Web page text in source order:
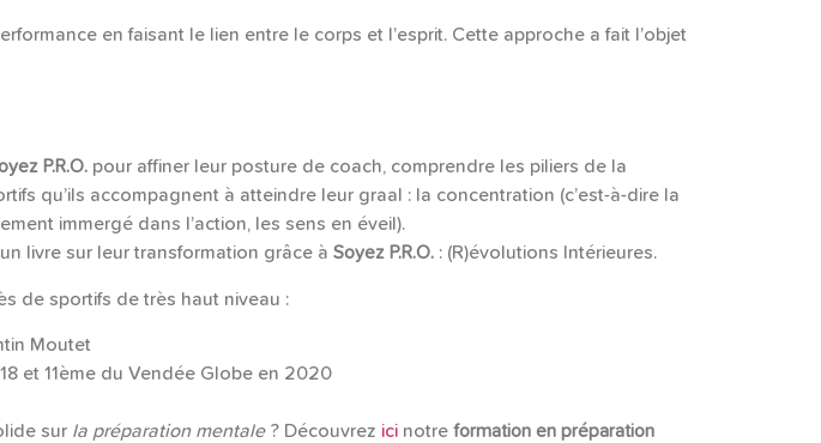
en faisant le lien entre le corps et l’esprit. Cette approche a fait l’objet
P.R.O. pour affiner leur posture de coach, comprendre les piliers de la
qu’ils accompagnent à atteindre leur graal : la concentration (c’est-à-dire la
immergé dans l’action, les sens en éveil).
livre sur leur transformation grâce à Soyez P.R.O. : (R)évolutions Intérieures.
de sportifs de très haut niveau :
Moutet
et 11ème du Vendée Globe en 2020
sur la préparation mentale? Découvrez ici notre formation en préparation